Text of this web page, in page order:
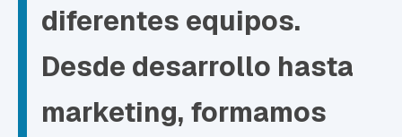
diferentes equipos.
Desde desarrollo hasta
marketing, formamos